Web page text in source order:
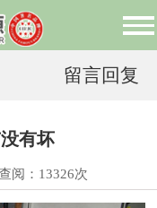
留言回复
有坏
阅：13326次